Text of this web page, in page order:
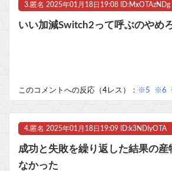
3. 匿名 2025年01月18日19:08 ID:MxOTAzNDg
いい加減Switch2って呼ぶのやめ
このコメントへの反応（4レス）： ※5 ※6
4. 匿名 2025年01月18日19:09 ID:k3NDIyOTA
成功と失敗を繰り返した結果の産
なかった